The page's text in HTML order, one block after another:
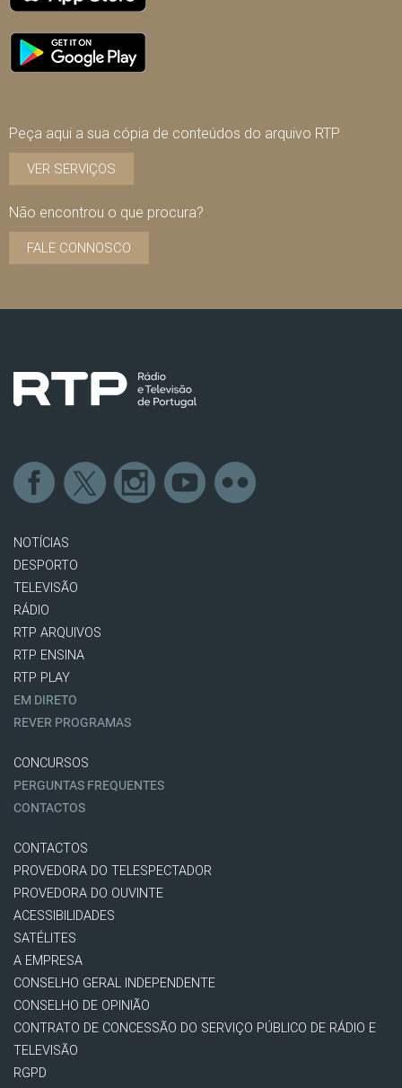
Peça aqui a sua cópia de conteúdos do arquivo RTP
VER SERVIÇOS
Não encontrou o que procura?
FALE CONNOSCO
NOTÍCIAS
DESPORTO
TELEVISÃO
RÁDIO
RTP ARQUIVOS
RTP ENSINA
RTP PLAY
EM DIRETO
REVER PROGRAMAS
CONCURSOS
PERGUNTAS FREQUENTES
CONTACTOS
CONTACTOS
PROVEDORA DO TELESPECTADOR
PROVEDORA DO OUVINTE
ACESSIBILIDADES
SATÉLITES
A EMPRESA
CONSELHO GERAL INDEPENDENTE
CONSELHO DE OPINIÃO
CONTRATO DE CONCESSÃO DO SERVIÇO PÚBLICO DE RÁDIO E
TELEVISÃO
RGPD